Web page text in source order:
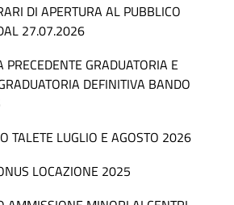
DI APERTURA AL PUBBLICO
27.07.2026
PRECEDENTE GRADUATORIA E
DEFINITIVA BANDO
TALETE LUGLIO E AGOSTO 2026
LOCAZIONE 2025